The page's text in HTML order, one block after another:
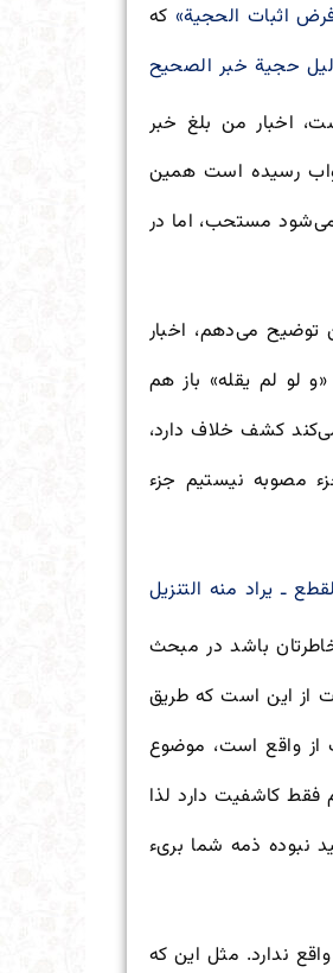
اثبات الحجیة» که
حجیة خبر الصحیح
اخبار من بلغ خبر
رسیده است همین
مستحب، اما در
توضیح می‌دهم، اخبار
لو لم یقله» باز هم
کشف خلاف دارد،
مصوبه نیستیم جزء
ـ يراد منه التنزيل
باشد در مبحث
از این است که طریق
واقع است، موضوع
کاشفیت دارد لذا
نبوده ذمه شما بریء
ندارد. مثل این که